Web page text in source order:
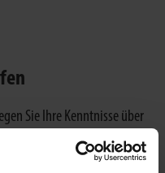
Sie Ihre Kenntnisse über